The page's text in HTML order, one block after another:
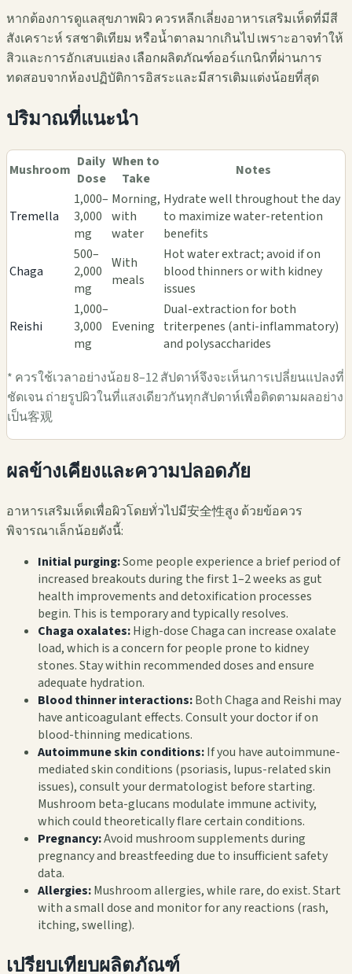
หากต้องการดูแลสุขภาพผิว ควรหลีกเลี่ยงอาหารเสริมเห็ดที่มีสี
สังเคราะห์ รสชาติเทียม หรือน้ำตาลมากเกินไป เพราะอาจทำให้
สิวและการอักเสบแย่ลง เลือกผลิตภัณฑ์ออร์แกนิกที่ผ่านการ
ทดสอบจากห้องปฏิบัติการอิสระและมีสารเติมแต่งน้อยที่สุด
ปริมาณที่แนะนำ
Mushroom Daily
Dose
When to
Take
Notes
Tremella
1,000–
3,000
mg
Morning,
with
water
Hydrate well throughout the day
to maximize water-retention
benefits
Chaga
500–
2,000
mg
With
meals
Hot water extract; avoid if on
blood thinners or with kidney
issues
Reishi
1,000–
3,000
mg
Evening
Dual-extraction for both
triterpenes (anti-inflammatory)
and polysaccharides
* ควรใช้เวลาอย่างน้อย 8–12 สัปดาห์จึงจะเห็นการเปลี่ยนแปลงที่
ชัดเจน ถ่ายรูปผิวในที่แสงเดียวกันทุกสัปดาห์เพื่อติดตามผลอย่าง
เป็น客观
ผลข้างเคียงและความปลอดภัย
อาหารเสริมเห็ดเพื่อผิวโดยทั่วไปมี安全性สูง ด้วยข้อควร
พิจารณาเล็กน้อยดังนี้:
Initial purging:Some people experience a brief period of
increased breakouts during the first 1–2 weeks as gut
health improvements and detoxification processes
begin. This is temporary and typically resolves.
Chaga oxalates:High-dose Chaga can increase oxalate
load, which is a concern for people prone to kidney
stones. Stay within recommended doses and ensure
adequate hydration.
Blood thinner interactions:Both Chaga and Reishi may
have anticoagulant effects. Consult your doctor if on
blood-thinning medications.
Autoimmune skin conditions:If you have autoimmune-
mediated skin conditions (psoriasis, lupus-related skin
issues), consult your dermatologist before starting.
Mushroom beta-glucans modulate immune activity,
which could theoretically flare certain conditions.
Pregnancy:Avoid mushroom supplements during
pregnancy and breastfeeding due to insufficient safety
data.
Allergies:Mushroom allergies, while rare, do exist. Start
with a small dose and monitor for any reactions (rash,
itching, swelling).
เปรียบเทียบผลิตภัณฑ์